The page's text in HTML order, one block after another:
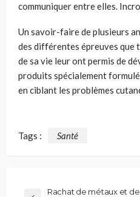
communiquer entre elles.
Un savoir-faire de plusieurs
des différentes épreuves que
de sa vie leur ont permis de
produits spécialement
en ciblant les problèmes
Tags : Santé
Rachat de métaux et